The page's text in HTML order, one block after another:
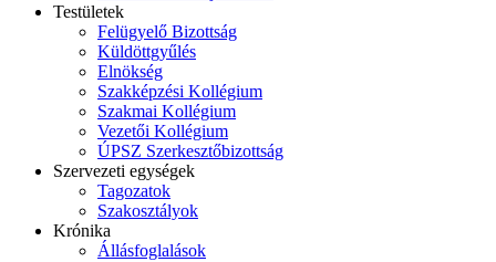
Testületek
Felügyelő Bizottság
Küldöttgyűlés
Elnökség
Szakképzési Kollégium
Szakmai Kollégium
Vezetői Kollégium
ÚPSZ Szerkesztőbizottság
Szervezeti egységek
Tagozatok
Szakosztályok
Krónika
Állásfoglalások